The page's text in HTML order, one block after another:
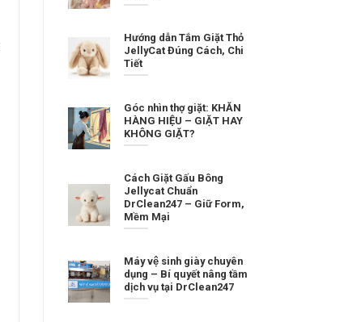
Hướng dẫn Tắm Giặt Thỏ
JellyCat Đúng Cách, Chi
Tiết
Góc nhìn thợ giặt: KHĂN
HÀNG HIỆU – GIẶT HAY
KHÔNG GIẶT?
Cách Giặt Gấu Bông
Jellycat Chuẩn
DrClean247 – Giữ Form,
Mềm Mại
Máy vệ sinh giày chuyên
dụng – Bí quyết nâng tầm
dịch vụ tại DrClean247